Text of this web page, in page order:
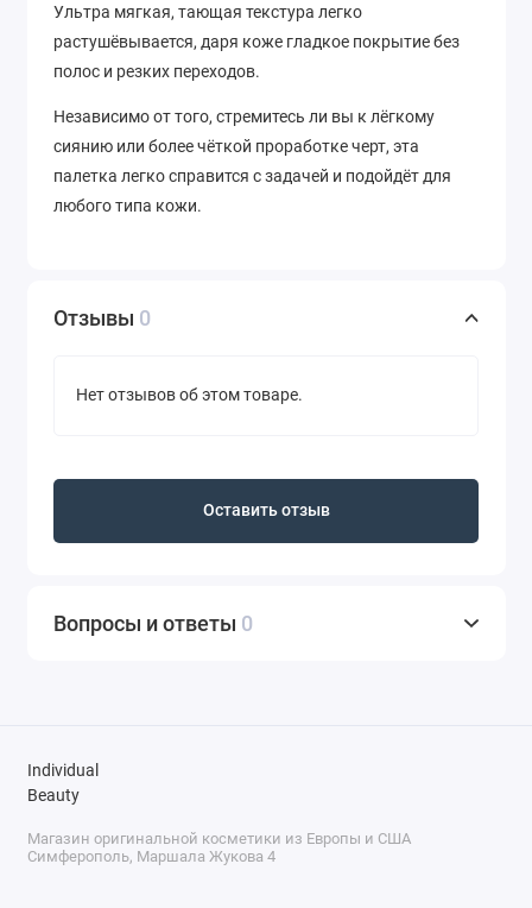
Ультра мягкая, тающая текстура легко
растушёвывается, даря коже гладкое покрытие без
полос и резких переходов.
Независимо от того, стремитесь ли вы к лёгкому
сиянию или более чёткой проработке черт, эта
палетка легко справится с задачей и подойдёт для
любого типа кожи.
Отзывы 0
Нет отзывов об этом товаре.
Оставить отзыв
Вопросы и ответы 0
Individual
Beauty
Магазин оригинальной косметики из Европы и США
Симферополь, Маршала Жукова 4